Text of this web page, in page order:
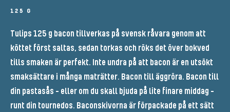
125 G
Tulips 125 g bacon tillverkas på svensk råvara genom att
köttet först saltas, sedan torkas och röks det över bokved
tills smaken är perfekt. Inte undra på att bacon är en utsökt
smaksättare i många maträtter. Bacon till äggröra. Bacon till
din pastasås – eller om du skall bjuda på lite finare middag -
runt din tournedos. Baconskivorna är förpackade på ett sätt